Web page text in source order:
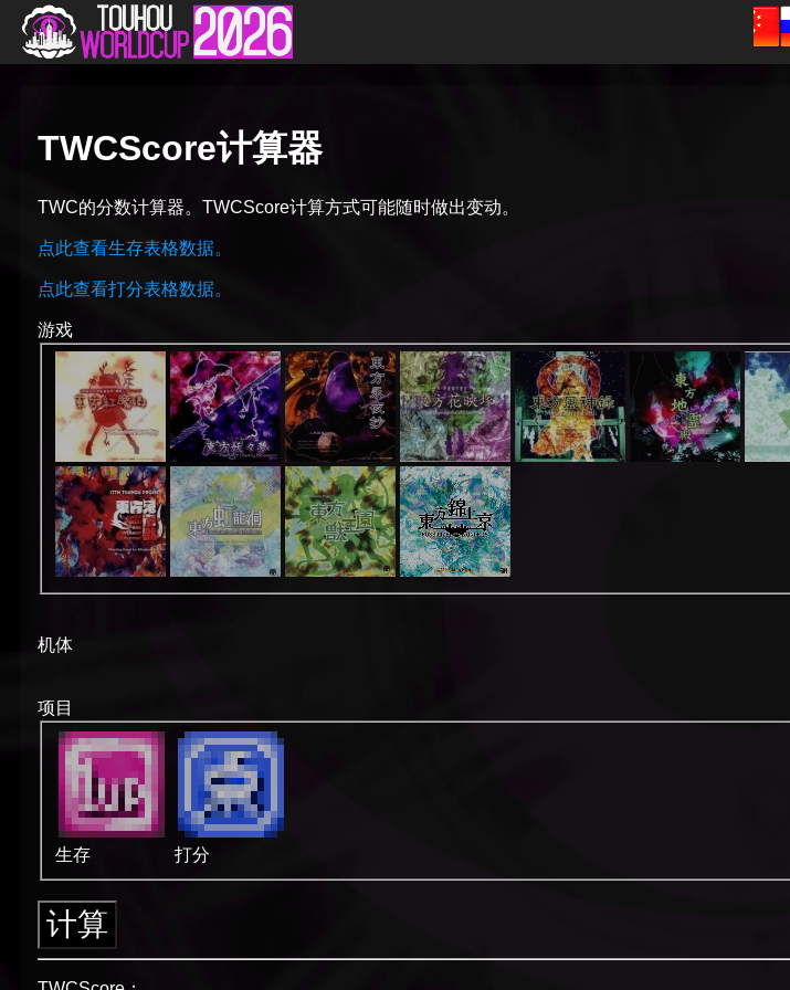
TWCScore计算器
TWC的分数计算器。TWCScore计算方式可能随时做出变动。
点此查看生存表格数据。
点此查看打分表格数据。
游戏
机体
项目
生存 打分